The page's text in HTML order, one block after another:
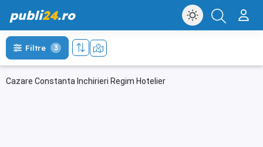
publi24.ro
Cazare Constanta Inchirieri Regim Hotelier
Filtre 3